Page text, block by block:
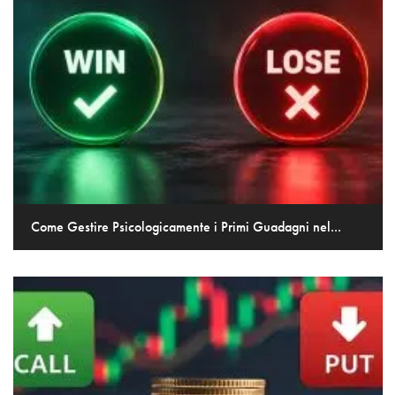
Come Gestire Psicologicamente i Primi Guadagni nel...